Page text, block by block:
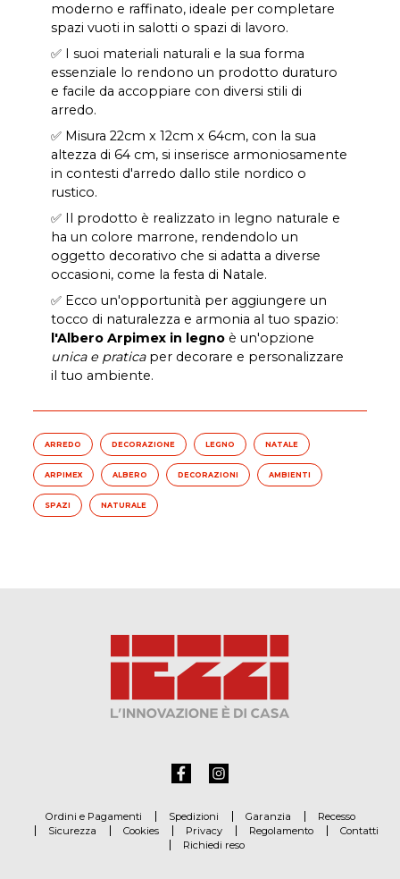
moderno e raffinato, ideale per completare
spazi vuoti in salotti o spazi di lavoro.
✅ I suoi materiali naturali e la sua forma
essenziale lo rendono un prodotto duraturo
e facile da accoppiare con diversi stili di
arredo.
✅ Misura 22cm x 12cm x 64cm, con la sua
altezza di 64 cm, si inserisce armoniosamente
in contesti d'arredo dallo stile nordico o
rustico.
✅ Il prodotto è realizzato in legno naturale e
ha un colore marrone, rendendolo un
oggetto decorativo che si adatta a diverse
occasioni, come la festa di Natale.
✅ Ecco un'opportunità per aggiungere un
tocco di naturalezza e armonia al tuo spazio:
l'Albero Arpimex in legno è un'opzione
unica e praticaper decorare e personalizzare
il tuo ambiente.
ARREDO DECORAZIONE LEGNO NATALE
ARPIMEX ALBERO DECORAZIONI AMBIENTI
SPAZI NATURALE
Ordini e Pagamenti Spedizioni Garanzia
Recesso
Sicurezza
Cookies Privacy Regolamento
Contatti
Richiedi reso